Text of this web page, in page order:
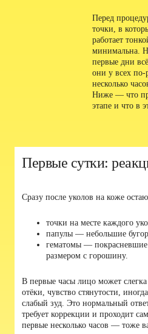
Перед
точки, в
работает
минимальна.
первые дни
они у всех по-
несколько
Ниже — что
этапе и что в
01
Первые сутки:
Сразу после уколов на коже
точки на месте каждого
папулы — небольшие
гематомы —
размером с горошину.
В первые часы лицо может слегка
отёки, чувство стянутости,
слабый зуд. Это нормальный
требует коррекции и проходит
первые несколько часов — тоже